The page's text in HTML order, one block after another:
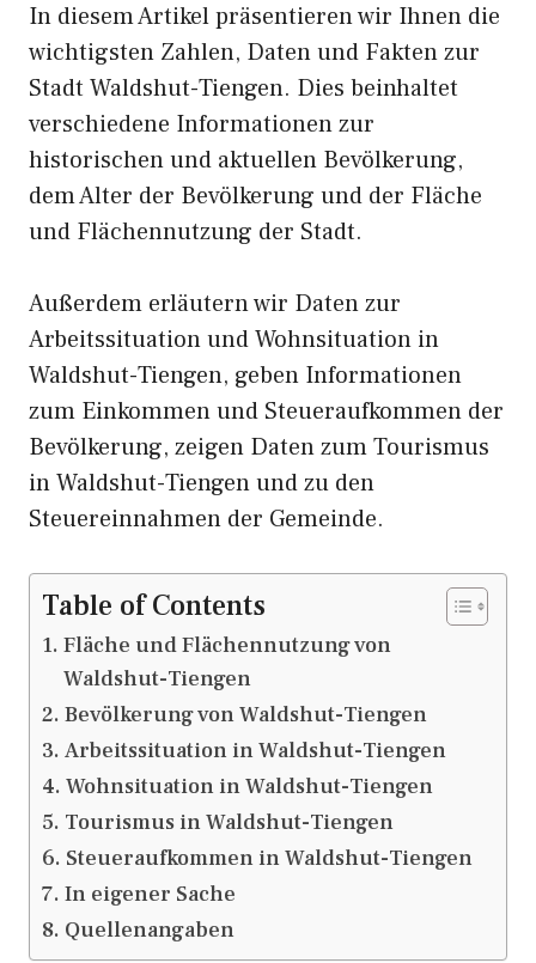
In diesem Artikel präsentieren wir Ihnen die
wichtigsten Zahlen, Daten und Fakten zur
Stadt Waldshut-Tiengen. Dies beinhaltet
verschiedene Informationen zur
historischen und aktuellen Bevölkerung,
dem Alter der Bevölkerung und der Fläche
und Flächennutzung der Stadt.
Außerdem erläutern wir Daten zur
Arbeitssituation und Wohnsituation in
Waldshut-Tiengen, geben Informationen
zum Einkommen und Steueraufkommen der
Bevölkerung, zeigen Daten zum Tourismus
in Waldshut-Tiengen und zu den
Steuereinnahmen der Gemeinde.
Table of Contents
Fläche und Flächennutzung von
Waldshut-Tiengen
Bevölkerung von Waldshut-Tiengen
Arbeitssituation in Waldshut-Tiengen
Wohnsituation in Waldshut-Tiengen
Tourismus in Waldshut-Tiengen
Steueraufkommen in Waldshut-Tiengen
In eigener Sache
Quellenangaben